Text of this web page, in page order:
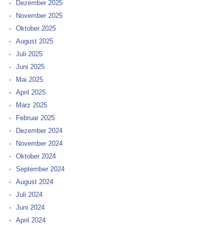
Dezember 2025
November 2025
Oktober 2025
August 2025
Juli 2025
Juni 2025
Mai 2025
April 2025
März 2025
Februar 2025
Dezember 2024
November 2024
Oktober 2024
September 2024
August 2024
Juli 2024
Juni 2024
April 2024